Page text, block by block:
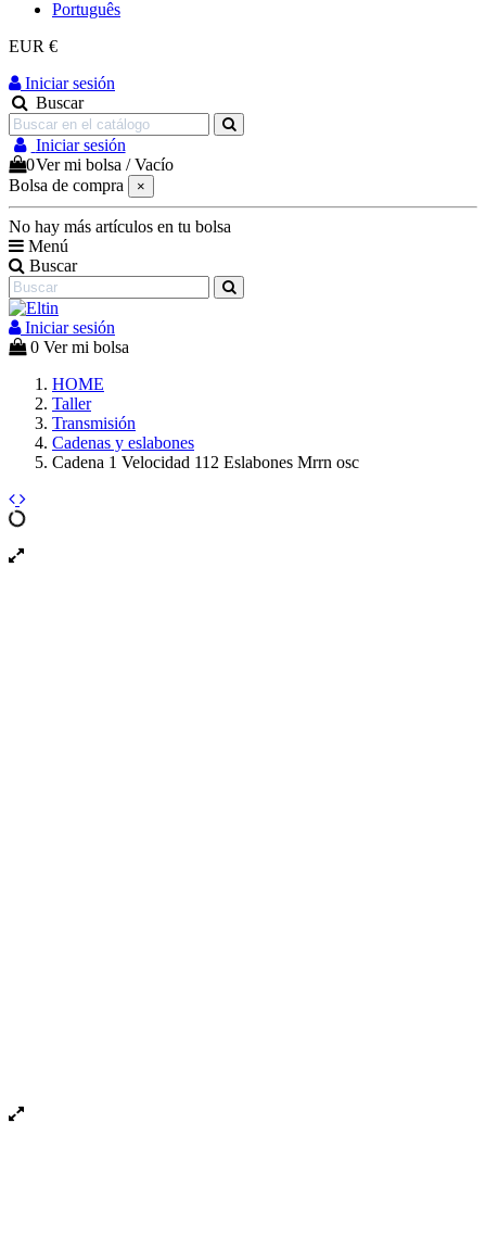
Português
EUR €
Iniciar sesión
Buscar
Iniciar sesión
0Ver mi bolsa /Vacío
Bolsa de compra
×
No hay más artículos en tu bolsa
Menú
Buscar
Iniciar sesión
0 Ver mi bolsa
HOME
Taller
Transmisión
Cadenas y eslabones
Cadena 1 Velocidad 112 Eslabones Mrrn osc